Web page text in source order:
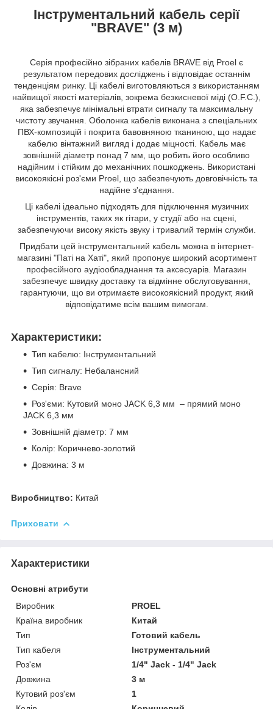
Інструментальний кабель серії
"BRAVE" (3 м)
Серія професійно зібраних кабелів BRAVE від Proel є
результатом передових досліджень і відповідає останнім
тенденціям ринку. Ці кабелі виготовляються з використанням
найвищої якості матеріалів, зокрема безкисневої міді (O.F.C.),
яка забезпечує мінімальні втрати сигналу та максимальну
чистоту звучання. Оболонка кабелів виконана з спеціальних
ПВХ-композицій і покрита бавовняною тканиною, що надає
кабелю вінтажний вигляд і додає міцності. Кабель має
зовнішній діаметр понад 7 мм, що робить його особливо
надійним і стійким до механічних пошкоджень. Використані
високоякісні роз'єми Proel, що забезпечують довговічність та
надійне з'єднання.
Ці кабелі ідеально підходять для підключення музичних
інструментів, таких як гітари, у студії або на сцені,
забезпечуючи високу якість звуку і тривалий термін служби.
Придбати цей інструментальний кабель можна в інтернет-
магазині "Паті на Хаті", який пропонує широкий асортимент
професійного аудіообладнання та аксесуарів. Магазин
забезпечує швидку доставку та відмінне обслуговування,
гарантуючи, що ви отримаєте високоякісний продукт, який
відповідатиме всім вашим вимогам.
Характеристики:
Тип кабелю: Інструментальний
Тип сигналу: Небалансний
Серія: Brave
Роз'єми: Кутовий моно JACK 6,3 мм – прямий моно
JACK 6,3 мм
Зовнішній діаметр: 7 мм
Колір: Коричнево-золотий
Довжина: 3 м
Виробництво: Китай
Приховати
Характеристики
Основні атрибути
Виробник
PROEL
Країна виробник
Китай
Тип
Готовий кабель
Тип кабеля
Інструментальний
Роз'єм
1/4" Jack - 1/4" Jack
Довжина
3 м
Кутовий роз'єм
1